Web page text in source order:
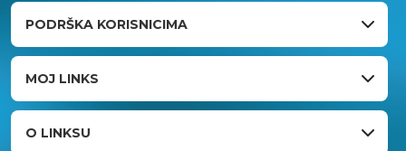
PODRŠKA KORISNICIMA
MOJ LINKS
O LINKSU